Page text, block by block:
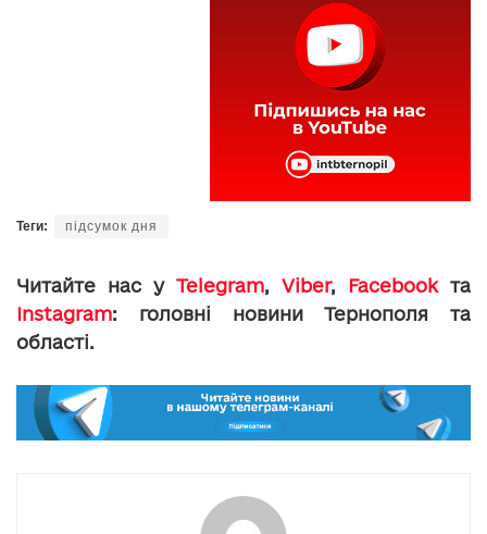
Теги: підсумок дня
Читайте нас у Telegram, Viber, Facebookта
Instagram: головні новини Тернополя та
області.